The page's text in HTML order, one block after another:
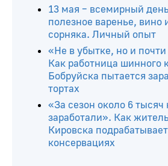
13 мая – всемирный
полезное варенье, вино
сорняка. Личный опыт
«Не в убытке, но и почти
Как работница шинного
Бобруйска пытается
тортах
«За сезон около 6 тысяч
заработали». Как
Кировска
консервациях